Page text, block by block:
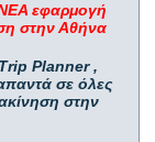
εφαρμογή
στην Αθήνα
Planner ,
σε όλες
στην